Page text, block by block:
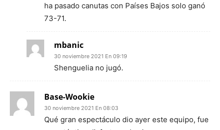
ha pasado canutas con Países Bajos solo ganó
73-71.
mbanic
30 noviembre 2021 En 09:19
Shenguelia no jugó.
Base-Wookie
30 noviembre 2021 En 08:03
Qué gran espectáculo dio ayer este equipo, fue